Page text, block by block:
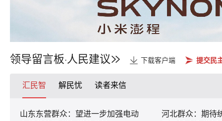
领导留言板·人民建议 下载客户端 提交民
汇民智 解民忧 读者来信
山东东营群众：望进一步加强电动
河北群众：期待